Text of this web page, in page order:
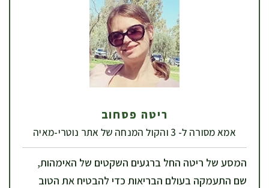
ריטה פסחוב
אמא מסורה ל- 3 והקול המנחה של אתר נוטרי-מאיה
המסע של ריטה החל ברגעים השקטים של האימהות,
שם התעמקה בעולם הבריאות כדי להבטיח את הטוב